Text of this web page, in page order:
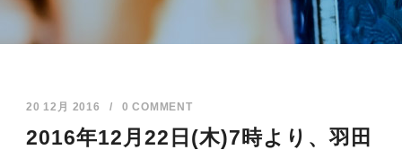
20 12月 2016 / 0 COMMENT
2016年12月22日(木)7時より、羽田